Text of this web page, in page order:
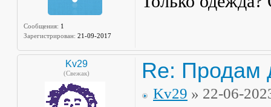
Сообщения: 1
Зарегистрирован: 21-09-2017
Kv29
(Свежак) Re: Продам
Kv29 » 22-06-